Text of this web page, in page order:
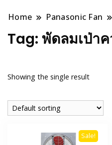
Home Panasonic Fan
Tag: พัดลมเป่า
Showing the single result
Sale!